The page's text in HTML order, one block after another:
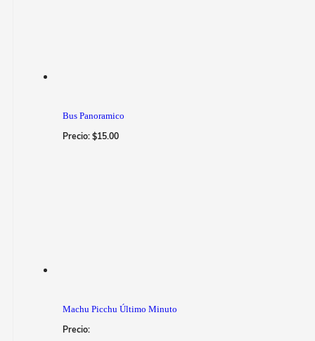
Bus Panoramico
Precio: $15.00
Machu Picchu Último Minuto
Precio: